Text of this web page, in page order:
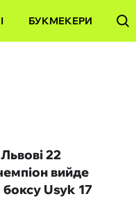
БУКМЕКЕРИ
22
вийде
боксу Usyk 17